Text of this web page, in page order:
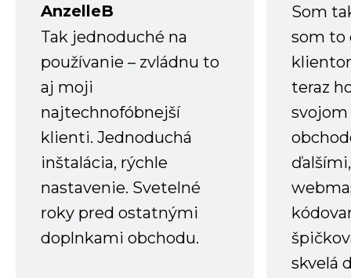
AnzelleB
Tak jednoduché na
používanie – zvládnu to
aj moji
najtechnofóbnejší
klienti. Jednoduchá
inštalácia, rýchle
nastavenie. Svetelné
roky pred ostatnými
doplnkami obchodu.
Som
som to
teraz
skvelá